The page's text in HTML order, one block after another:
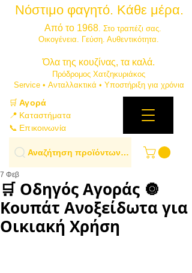
Νόστιμο φαγητό. Κάθε μέρα.
Από το 1968. Στο τραπέζι σας.
​Οικογένεια. Γεύση. Αυθεντικότητα.
​Όλα της κουζίνας, τα καλά.
Πρόδρομος Χατζηκυριάκος
​Service • Ανταλλακτικά • Υποστήριξη για χρόνια
🛒Αγορά
📍 Καταστήματα
📞 Επικοινωνία
Αναζήτηση προϊόντων…
🛒 Οδηγός Αγοράς 🔘
Κουπάτ Ανοξείδωτα για
Οικιακή Χρήση
7 Φεβ